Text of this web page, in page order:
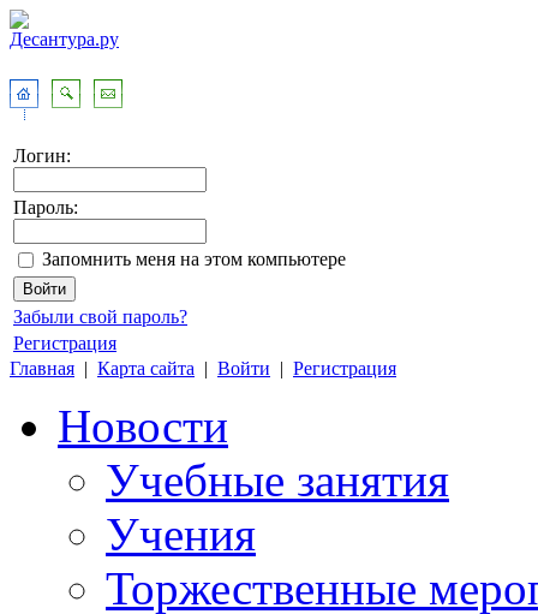
Логин:
Пароль:
Запомнить меня на этом компьютере
Забыли свой пароль?
Регистрация
Главная | Карта сайта | Войти | Регистрация
Новости
Учебные занятия
Учения
Торжественные